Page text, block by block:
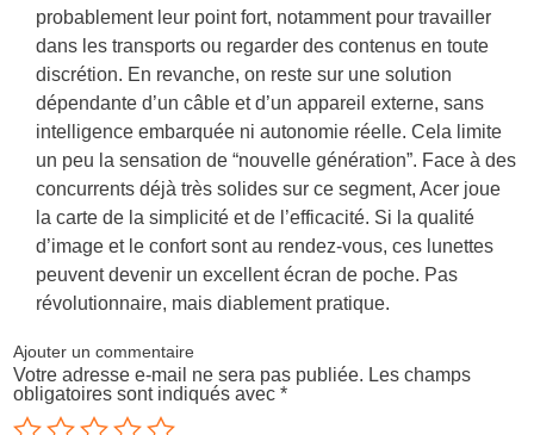
probablement leur point fort, notamment pour travailler
dans les transports ou regarder des contenus en toute
discrétion. En revanche, on reste sur une solution
dépendante d’un câble et d’un appareil externe, sans
intelligence embarquée ni autonomie réelle. Cela limite
un peu la sensation de “nouvelle génération”. Face à des
concurrents déjà très solides sur ce segment, Acer joue
la carte de la simplicité et de l’efficacité. Si la qualité
d’image et le confort sont au rendez-vous, ces lunettes
peuvent devenir un excellent écran de poche. Pas
révolutionnaire, mais diablement pratique.
Ajouter un commentaire
Votre adresse e-mail ne sera pas publiée. Les champs
obligatoires sont indiqués avec*